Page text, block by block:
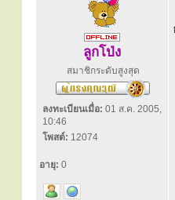
ลูกโป่ง
สมาชิกระดับสูงสุด
ลงทะเบียนเมื่อ: 01 ส.ค. 2005,
10:46
โพสต์: 12074
อายุ: 0